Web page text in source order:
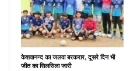
केशवानन्द का जलवा बरकरार, दूसरे दिन भी
जीत का सिलसिला जारी